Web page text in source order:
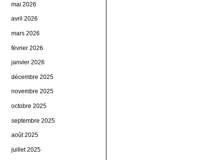
mai 2026
avril 2026
mars 2026
février 2026
janvier 2026
décembre 2025
novembre 2025
octobre 2025
septembre 2025
août 2025
juillet 2025